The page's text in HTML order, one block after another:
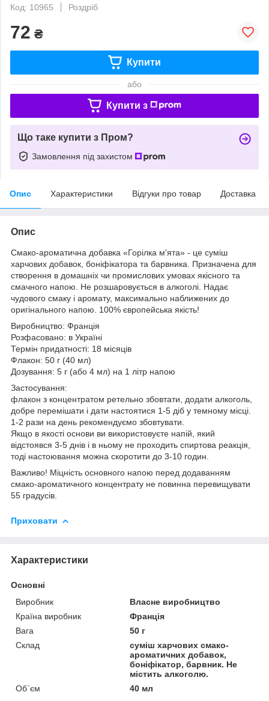
Код: 10965
Роздріб
72 ₴
Купити
або
Купити з
Що таке купити з Пром?
Замовлення під захистом
Опис Характеристики Відгуки про товар Доставка
Опис
Смако-ароматична добавка «Горілка м'ята» - це суміш
харчових добавок, боніфікатора та барвника. Призначена для
створення в домашніх чи промислових умовах якісного та
смачного напою. Не розшаровується в алкоголі. Надає
чудового смаку і аромату, максимально наближених до
оригінального напою. 100% європейська якість!
Виробництво: Франція
Розфасовано: в Україні
Термін придатності: 18 місяців
Флакон: 50 г (40 мл)
Дозування: 5 г (або 4 мл) на 1 літр напою
Застосування:
флакон з концентратом ретельно збовтати, додати алкоголь,
добре перемішати і дати настоятися 1-5 діб у темному місці.
1-2 рази на день рекомендуємо збовтувати.
Якщо в якості основи ви використовуєте напій, який
відстоявся 3-5 днів і в ньому не проходить спиртова реакція,
тоді настоювання можна скоротити до 3-10 годин.
Важливо! Міцність основного напою перед додаванням
смако-ароматичного концентрату не повинна перевищувати
55 градусів.
Приховати
Характеристики
Основні
Виробник
Власне виробництво
Країна виробник
Франція
Вага
50 г
Склад
суміш харчових смако-
ароматичних добавок,
боніфікатор, барвник. Не
містить алкоголю.
Об`єм
40 мл